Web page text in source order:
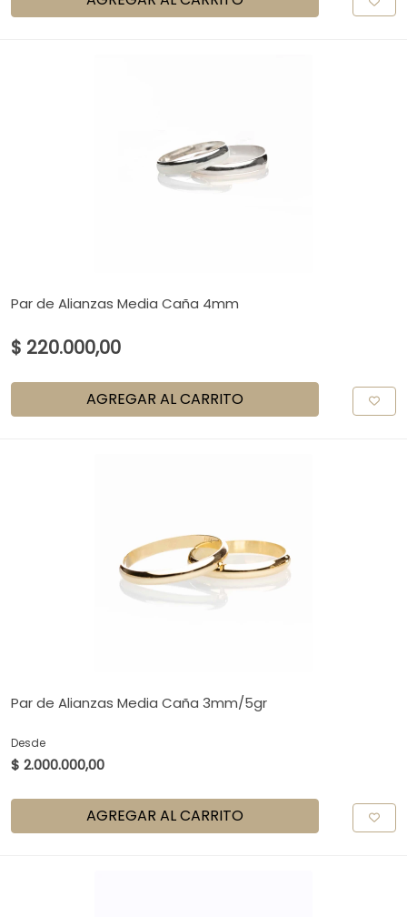
Par de Alianzas Media Caña 4mm
$ 220.000,00
AGREGAR AL CARRITO
Par de Alianzas Media Caña 3mm/5gr
Desde
$ 2.000.000,00
AGREGAR AL CARRITO